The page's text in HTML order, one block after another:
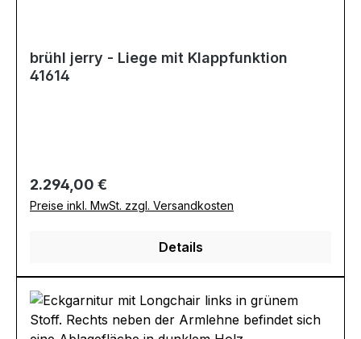
brühl jerry - Liege mit Klappfunktion
41614
Regulärer Preis:
2.294,00 €
Preise inkl. MwSt. zzgl. Versandkosten
Details